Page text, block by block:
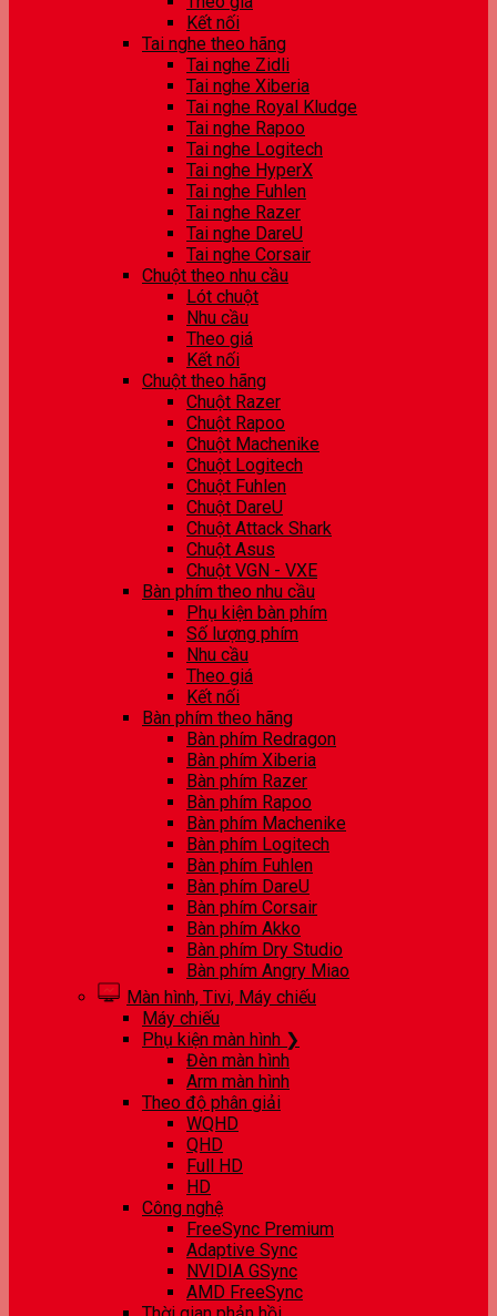
Kết nối
Tai nghe theo hãng
Tai nghe Zidli
Tai nghe Xiberia
Tai nghe Royal Kludge
Tai nghe Rapoo
Tai nghe Logitech
Tai nghe HyperX
Tai nghe Fuhlen
Tai nghe Razer
Tai nghe DareU
Tai nghe Corsair
Chuột theo nhu cầu
Lót chuột
Nhu cầu
Theo giá
Kết nối
Chuột theo hãng
Chuột Razer
Chuột Rapoo
Chuột Machenike
Chuột Logitech
Chuột Fuhlen
Chuột DareU
Chuột Attack Shark
Chuột Asus
Chuột VGN - VXE
Bàn phím theo nhu cầu
Phụ kiện bàn phím
Số lượng phím
Nhu cầu
Theo giá
Kết nối
Bàn phím theo hãng
Bàn phím Redragon
Bàn phím Xiberia
Bàn phím Razer
Bàn phím Rapoo
Bàn phím Machenike
Bàn phím Logitech
Bàn phím Fuhlen
Bàn phím DareU
Bàn phím Corsair
Bàn phím Akko
Bàn phím Dry Studio
Bàn phím Angry Miao
Màn hình, Tivi, Máy chiếu
Máy chiếu
Phụ kiện màn hình ❯
Đèn màn hình
Arm màn hình
Theo độ phân giải
WQHD
QHD
Full HD
HD
Công nghệ
FreeSync Premium
Adaptive Sync
NVIDIA GSync
AMD FreeSync